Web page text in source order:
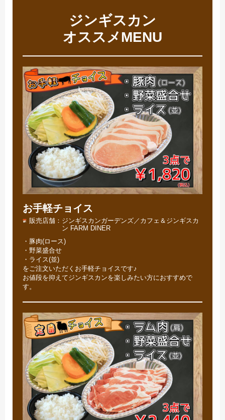
ジンギスカン
オススメMENU
お手軽チョイス
販売店舗
ジンギスカンガーデンズ／カフェ＆ジンギスカ
ン FARM DINER
・豚肉(ロース)
・野菜盛合せ
・ライス(並)
をご注文いただくお手軽チョイスです♪
お値段を抑えてジンギスカンを楽しみたい方におすすめで
す。